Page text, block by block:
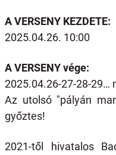
A VERSENY KEZDETE:
2025.04.26. 10:00
A VERSENY vége:
2025.04.26-27-28-29…
Az utolsó "pályán
győztes!
2021-től hivatalos